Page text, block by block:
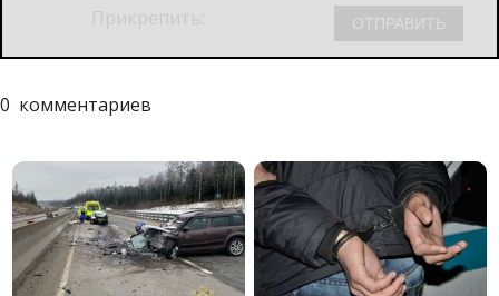
0 комментариев